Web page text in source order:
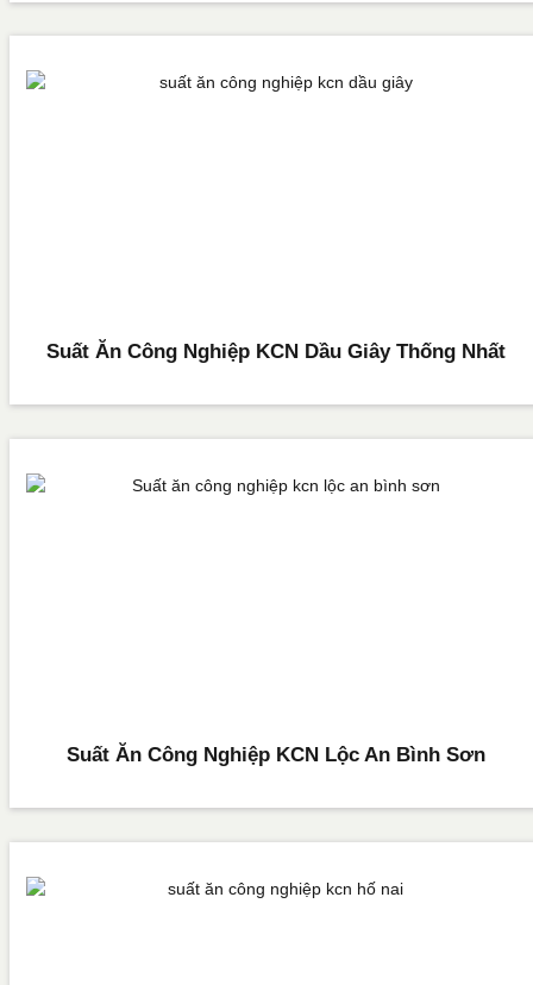
Suất Ăn Công Nghiệp KCN Dầu Giây Thống Nhất
Suất Ăn Công Nghiệp KCN Lộc An Bình Sơn